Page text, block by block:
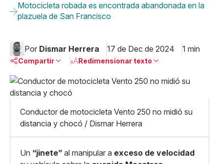
Motocicleta robada es encontrada abandonada en la
plazuela de San Francisco
Por Dismar Herrera 17 de Dec de 2024 1 min
Compartir
Linkedin
Facebook
X
Whatsapp
Copiar enlace
Redimensionar texto
Grande
Conductor de motocicleta Vento 250 no midió su
distancia y chocó / Dismar Herrera
Un “jinete” al manipular a exceso de velocidad